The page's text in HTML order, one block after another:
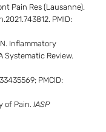
Pain Res (Lausanne).
PMID:
Inflammatory
Systematic Review.
PMCID:
of Pain.IASP